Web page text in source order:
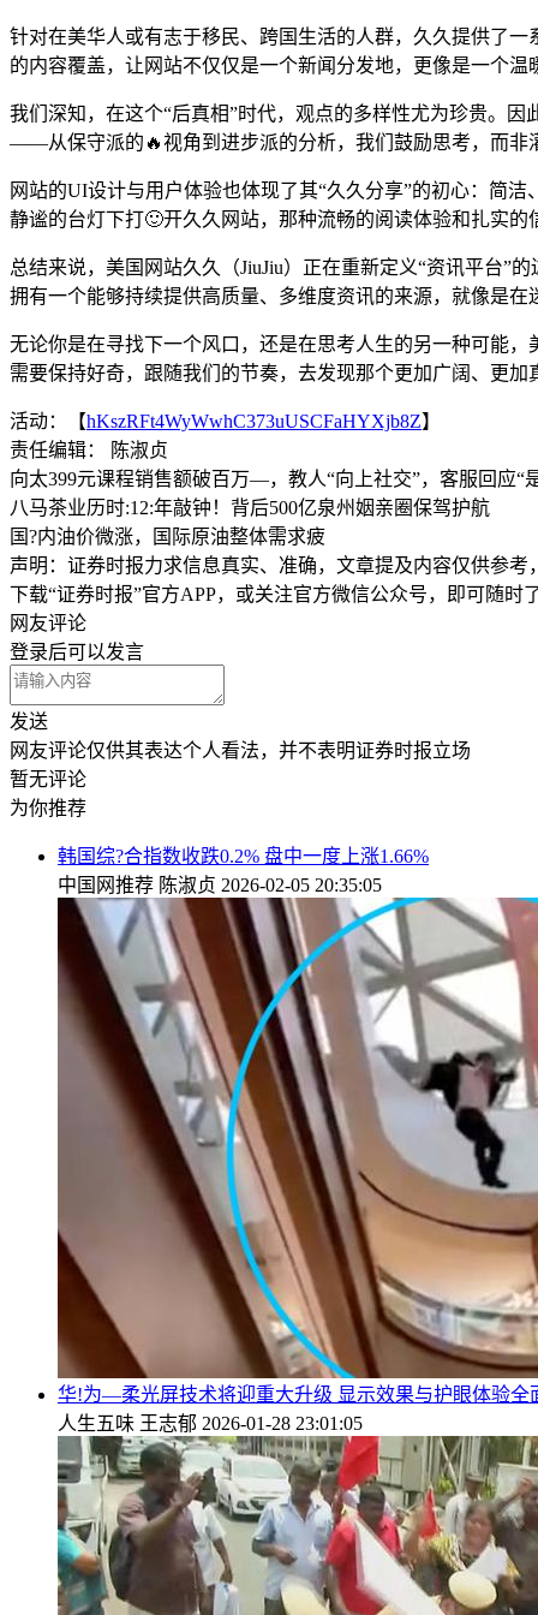
针对在美华人或有志于移民、跨国生活的人群，久久提供了
的内容覆盖，让网站不仅仅是一个新闻分发地，更像是一个
我们深知，在这个“后真相”时代，观点的多样性尤为珍贵。
——从保守派的🔥视角到进步派的分析，我们鼓励思考，而非
网站的UI设计与用户体验也体现了其“久久分享”的初心：简
静谧的台灯下打🙂开久久网站，那种流畅的阅读体验和扎实
总结来说，美国网站久久（JiuJiu）正在重新定义“资讯平台”
拥有一个能够持续提供高质量、多维度资讯的来源，就像是在
无论你是在寻找下一个风口，还是在思考人生的另一种可能
需要保持好奇，跟随我们的节奏，去发现那个更加广阔、更
活动：【hKszRFt4WyWwhC373uUSCFaHYXjb8Z】
责任编辑： 陈淑贞
向太399元课程销售额破百万—，教人“向上社交”，客服回应“
八马茶业历时:12:年敲钟！背后500亿泉州姻亲圈保驾护航
国?内油价微涨，国际原油整体需求疲
声明：证券时报力求信息真实、准确，文章提及内容仅供参
下载“证券时报”官方APP，或关注官方微信公众号，即可随
网友评论
登录后可以发言
发送
网友评论仅供其表达个人看法，并不表明证券时报立场
暂无评论
为你推荐
韩国综?合指数收跌0.2% 盘中一度上涨1.66%
中国网推荐 陈淑贞 2026-02-05 20:35:05
华!为—柔光屏技术将迎重大升级 显示效果与护眼体验全
人生五味 王志郁 2026-01-28 23:01:05